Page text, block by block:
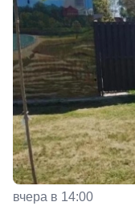
вчера в 14:00